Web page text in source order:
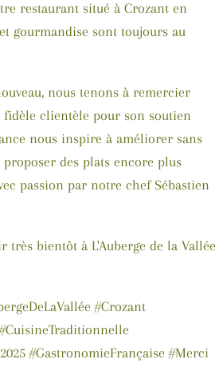
restaurant situé à Crozant en
gourmandise sont toujours au
nous tenons à remercier
clientèle pour son soutien
nous inspire à améliorer sans
des plats encore plus
passion par notre chef Sébastien
très bientôt à L'Auberge de la Vallée
#Crozant
#GastronomieFrançaise #Merci